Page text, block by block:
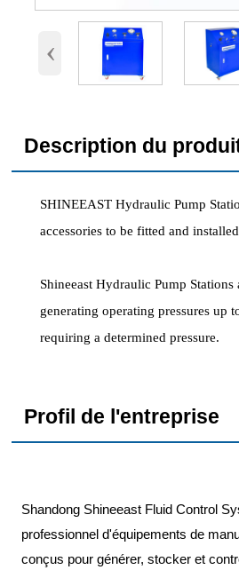
‹
Description du
SHINEEAST Hydraulic Pump
accessories to be fitted and
Shineeast Hydraulic Pump
generating operating pressures up
requiring a determined pressure.
Profil de l'entreprise
Shandong Shineeast Fluid Control
professionnel d'équipements de
conçus pour générer, stocker et